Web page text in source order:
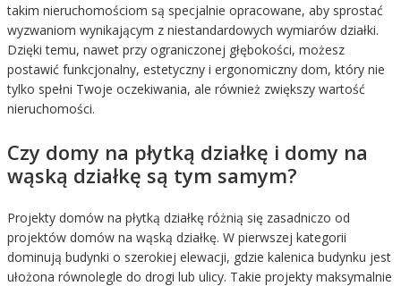
takim nieruchomościom są specjalnie opracowane, aby sprostać
wyzwaniom wynikającym z niestandardowych wymiarów działki.
Dzięki temu, nawet przy ograniczonej głębokości, możesz
postawić funkcjonalny, estetyczny i ergonomiczny dom, który nie
tylko spełni Twoje oczekiwania, ale również zwiększy wartość
nieruchomości.
Czy domy na płytką działkę i domy na
wąską działkę są tym samym?
Projekty domów na płytką działkę różnią się zasadniczo od
projektów domów na wąską działkę. W pierwszej kategorii
dominują budynki o szerokiej elewacji, gdzie kalenica budynku jest
ułożona równolegle do drogi lub ulicy. Takie projekty maksymalnie